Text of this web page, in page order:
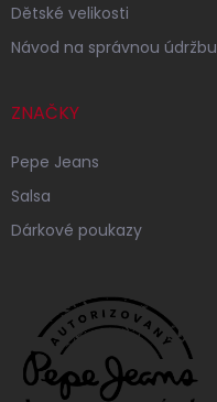
Dětské velikosti
Návod na správnou údržbu
ZNAČKY
Pepe Jeans
Salsa
Dárkové poukazy